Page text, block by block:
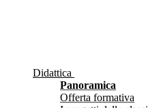
Didattica
Panoramica
Offerta formativa